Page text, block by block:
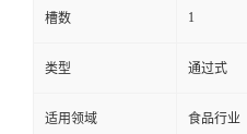
槽数 1
类型 通过式
适用领域 食品行业